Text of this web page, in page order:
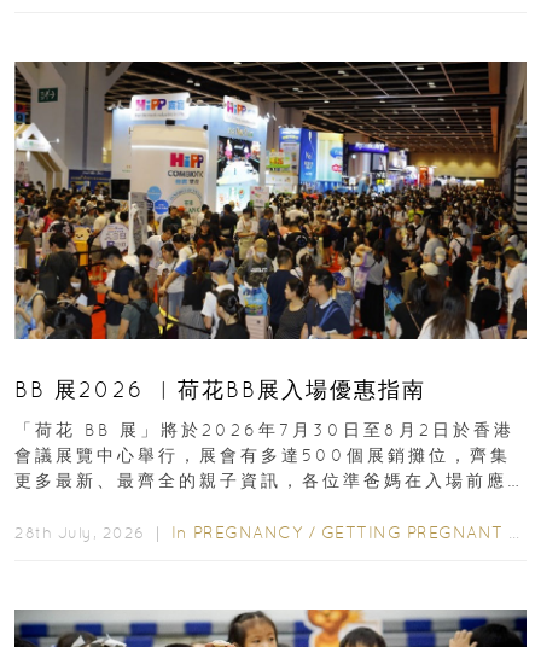
BB 展2026 ︳荷花BB展入場優惠指南
「荷花 BB 展」將於2026年7月30日至8月2日於香港
會議展覽中心舉行，展會有多達500個展銷攤位，齊集
更多最新、最齊全的親子資訊，各位準爸媽在入場前應
28th July, 2026 ｜ In PREGNANCY / GETTING PREGNANT